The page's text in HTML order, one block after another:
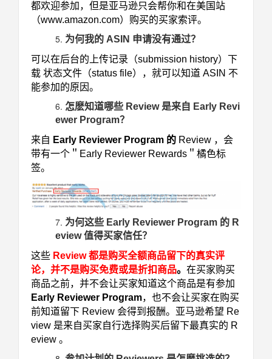
都欢迎参加，但是亚马逊只会帮你和在美国站
（www.amazon.com）购买的买家索评。
为何我的 ASIN 申请没有通过？
可以在后台的上传记录（submission history）下
载 状态文件（status file），就可以知道 ASIN 不
能参加的原因。
怎麽知道哪些 Review 是来自 Early Revi
ewer Program？
来自 Early Reviewer Program 的 Review ，会
带有一个＂Early Reviewer Rewards＂橘色标
签。
为何这些 Early Reviewer Program 的 R
eview 值得买家信任？
这些 Review 都是购买全额商品留下的真实评
论，并不是购买免费或是折扣商品。 在买家购买
商品之前，并不会让买家知道这个商品是有参加
Early Reviewer Program，也不会让买家在购买
前知道留下 Review 会得到报酬。亚马逊希望 Re
view 是来自买家自行选择购买后留下最真实的 R
eview 。